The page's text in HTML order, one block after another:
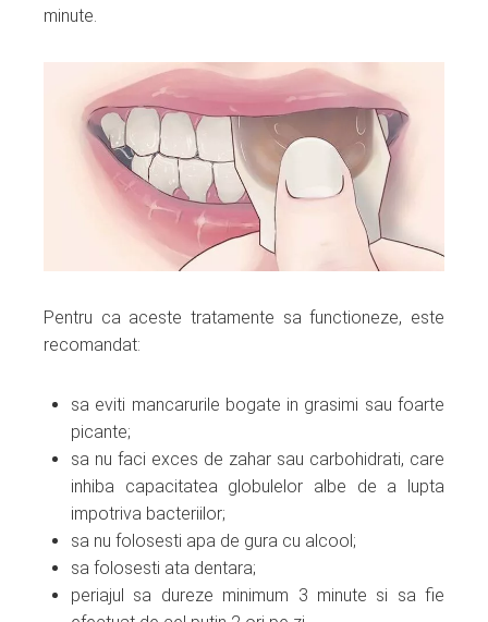
minute.
Pentru ca aceste tratamente sa functioneze, este
recomandat:
sa eviti mancarurile bogate in grasimi sau foarte
picante;
sa nu faci exces de zahar sau carbohidrati, care
inhiba capacitatea globulelor albe de a lupta
impotriva bacteriilor;
sa nu folosesti apa de gura cu alcool;
sa folosesti ata dentara;
periajul sa dureze minimum 3 minute si sa fie